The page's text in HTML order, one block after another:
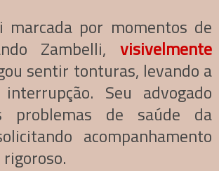
marcada por momentos de
Zambelli, visivelmente
sentir tonturas, levando a
Seu advogado
problemas de saúde da
acompanhamento